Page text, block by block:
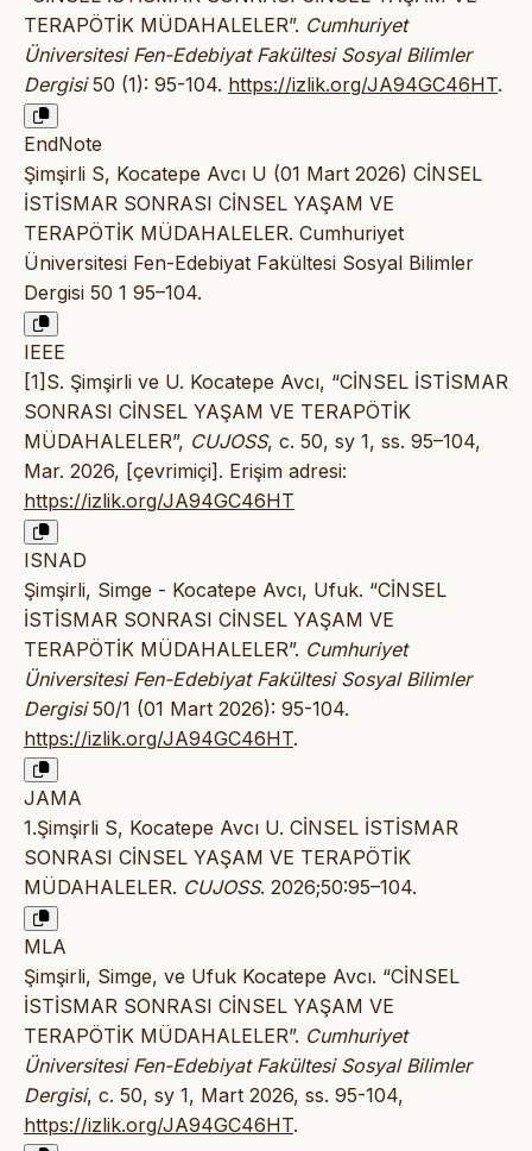
TERAPÖTİK MÜDAHALELER”. Cumhuriyet
Üniversitesi Fen-Edebiyat Fakültesi Sosyal Bilimler
Dergisi50 (1): 95-104. https://izlik.org/JA94GC46HT.
EndNote
Şimşirli S, Kocatepe Avcı U (01 Mart 2026) CİNSEL
İSTİSMAR SONRASI CİNSEL YAŞAM VE
TERAPÖTİK MÜDAHALELER. Cumhuriyet
Üniversitesi Fen-Edebiyat Fakültesi Sosyal Bilimler
Dergisi 50 1 95–104.
IEEE
[1]S. Şimşirli ve U. Kocatepe Avcı, “CİNSEL İSTİSMAR
SONRASI CİNSEL YAŞAM VE TERAPÖTİK
MÜDAHALELER”, CUJOSS, c. 50, sy 1, ss. 95–104,
Mar. 2026, [çevrimiçi]. Erişim adresi:
https://izlik.org/JA94GC46HT
ISNAD
Şimşirli, Simge - Kocatepe Avcı, Ufuk. “CİNSEL
İSTİSMAR SONRASI CİNSEL YAŞAM VE
TERAPÖTİK MÜDAHALELER”. Cumhuriyet
Üniversitesi Fen-Edebiyat Fakültesi Sosyal Bilimler
Dergisi50/1 (01 Mart 2026): 95-104.
https://izlik.org/JA94GC46HT.
JAMA
1.Şimşirli S, Kocatepe Avcı U. CİNSEL İSTİSMAR
SONRASI CİNSEL YAŞAM VE TERAPÖTİK
MÜDAHALELER. CUJOSS. 2026;50:95–104.
MLA
Şimşirli, Simge, ve Ufuk Kocatepe Avcı. “CİNSEL
İSTİSMAR SONRASI CİNSEL YAŞAM VE
TERAPÖTİK MÜDAHALELER”. Cumhuriyet
Üniversitesi Fen-Edebiyat Fakültesi Sosyal Bilimler
Dergisi, c. 50, sy 1, Mart 2026, ss. 95-104,
https://izlik.org/JA94GC46HT.